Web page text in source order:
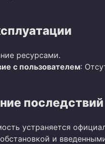
ресурсами.
с пользователем:
последствий
устраняется
и